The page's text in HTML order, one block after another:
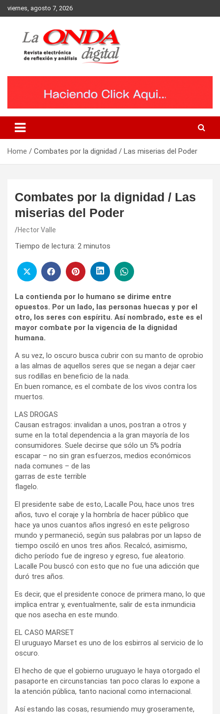
Skip
to
viernes, agosto 7, 2026
Home Combates por la dignidad / Las miserias del Poder
Combates por la dignidad / Las
miserias del Poder
Hector Valle
Tiempo de lectura: 2 minutos
La contienda por lo humano se dirime entre
opuestos. Por un lado, las personas huecas y por el
otro, los seres con espíritu. Así nombrado, este es el
mayor combate por la vigencia de la dignidad
humana.
A su vez, lo oscuro busca cubrir con su manto de oprobio
a las almas de aquellos seres que se negan a dejar caer
sus rodillas en beneficio de la nada.
En buen romance, es el combate de los vivos contra los
muertos.
LAS DROGAS
Causan estragos: invalidan a unos, postran a otros y
sume en la total dependencia a la gran mayoría de los
consumidores. Suele decirse que sólo un 5% podría
escapar – no sin gran esfuerzos, medios económicos
nada comunes – de las
garras de este terrible
flagelo.
El presidente sabe de esto, Lacalle Pou, hace unos tres
años, tuvo el coraje y la hombría de hacer público que
hace ya unos cuantos años ingresó en este peligroso
mundo y permaneció, según sus palabras por un lapso de
tiempo osciló en unos tres años. Recalcó, asimismo,
dicho período fue de ingreso y egreso, fue aleatorio.
Lacalle Pou buscó con esto que no fue una adicción que
duró tres años.
Es decir, que el presidente conoce de primera mano, lo que
implica entrar y, eventualmente, salir de esta inmundicia
que nos asecha en este mundo.
EL CASO MARSET
El uruguayo Marset es uno de los esbirros al servicio de lo
oscuro.
El hecho de que el gobierno uruguayo le haya otorgado el
pasaporte en circunstancias tan poco claras lo expone a
la atención pública, tanto nacional como internacional.
Así estando las cosas, resumiendo muy groseramente,